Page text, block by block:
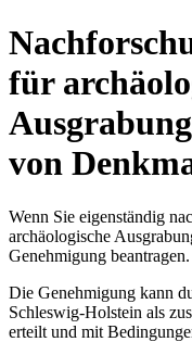
für
von
Wenn Sie eigenständig
archäologische
Genehmigung beantragen.
Die Genehmigung kann
Schleswig-Holstein als
erteilt und mit